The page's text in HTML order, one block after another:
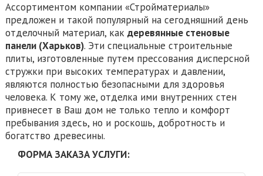
Ассортиментом компании «Стройматериалы»
предложен и такой популярный на сегодняшний день
отделочный материал, как деревянные стеновые
панели (Харьков). Эти специальные строительные
плиты, изготовленные путем прессования дисперсной
стружки при высоких температурах и давлении,
являются полностью безопасными для здоровья
человека. К тому же, отделка ими внутренних стен
привнесет в Ваш дом не только тепло и комфорт
пребывания здесь, но и роскошь, добротность и
богатство древесины.
ФОРМА ЗАКАЗА УСЛУГИ: